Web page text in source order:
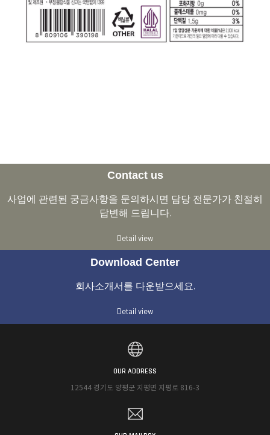
Contact us
사업에 관련된 궁금사항을 문의하시면 담당 전문가가 친절히
답변해 드립니다.
Detail view
Download Center
회사소개서를 다운받으세요.
Detail view
OUR ADDRESS
12544 경기도 양평군 지평면 지평로 816-3